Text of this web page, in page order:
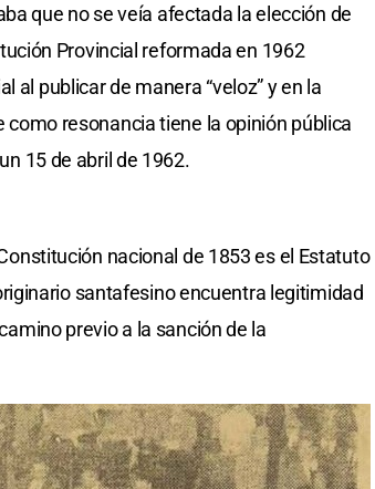
que no se veía afectada la elección de
Provincial reformada en 1962
al publicar de manera “veloz” y en la
resonancia tiene la opinión pública
15 de abril de 1962.
nacional de 1853 es el Estatuto
santafesino encuentra legitimidad
previo a la sanción de la